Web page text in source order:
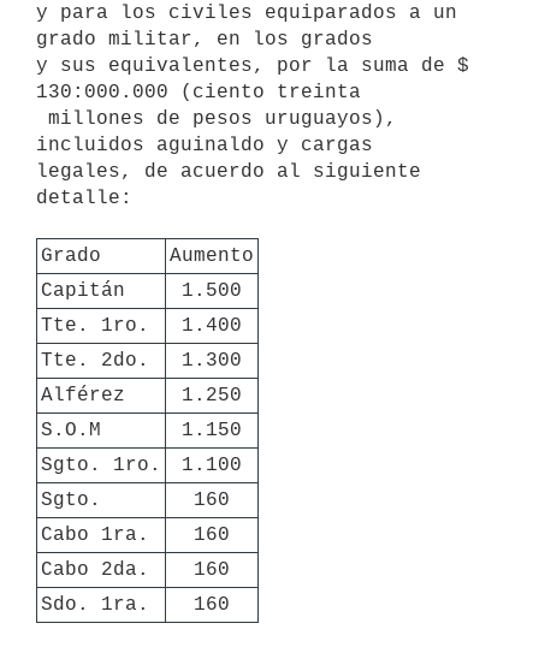
y para los civiles equiparados a un
grado militar, en los grados
y sus equivalentes, por la suma de $
130:000.000 (ciento treinta
incluidos aguinaldo y cargas
legales, de acuerdo al siguiente
detalle:
Grado
Aumento
Capitán
1.500
Tte. 1ro.
1.400
Tte. 2do.
1.300
Alférez
1.250
S.O.M
1.150
Sgto. 1ro.
1.100
Sgto.
160
Cabo 1ra.
160
Cabo 2da.
160
Sdo. 1ra.
160